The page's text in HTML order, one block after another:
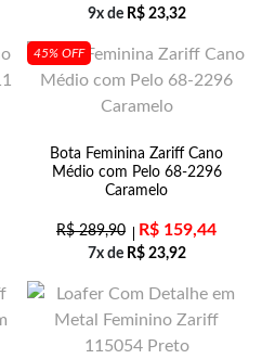
9x de R$23,32
45% OFF
Bota Feminina Zariff Cano
Médio com Pelo 68-2296
Caramelo
R$289,90 R$ 159,44
7x de R$23,92